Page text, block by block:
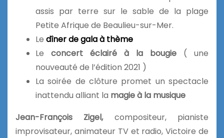
assis par terre sur le sable de la plage
Petite Afrique de Beaulieu-sur-Mer.
Le dîner de gala à thème
Le concert éclairé à la bougie ( une
nouveauté de l’édition 2021 )
La soirée de clôture promet un spectacle
inattendu alliant la magie à la musique
Jean-François Zigel, compositeur, pianiste
improvisateur, animateur TV et radio, Victoire de